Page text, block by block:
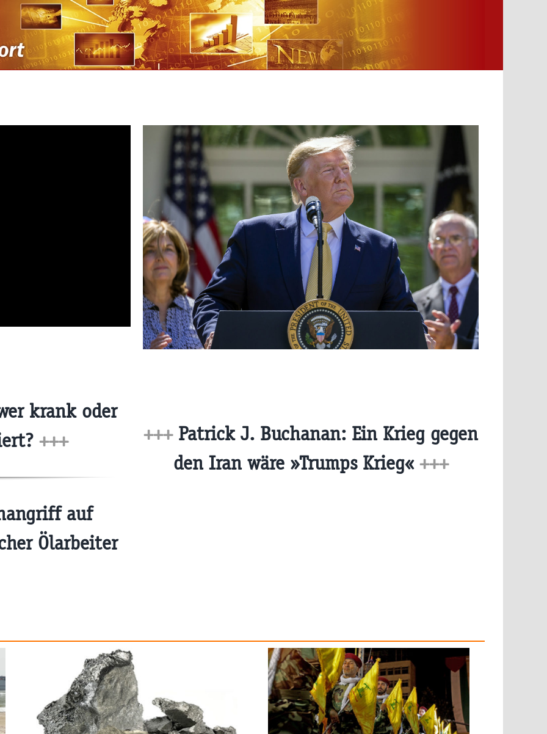
krank oder
+++
auf
Ölarbeiter
+++Patrick J. Buchanan: Ein Krieg gegen
den Iran wäre »Trumps Krieg« +++